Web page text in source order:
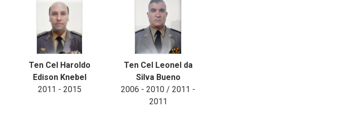
Ten Cel Haroldo
Edison Knebel
2011 - 2015
Ten Cel Leonel da
Silva Bueno
2006 - 2010 / 2011 -
2011